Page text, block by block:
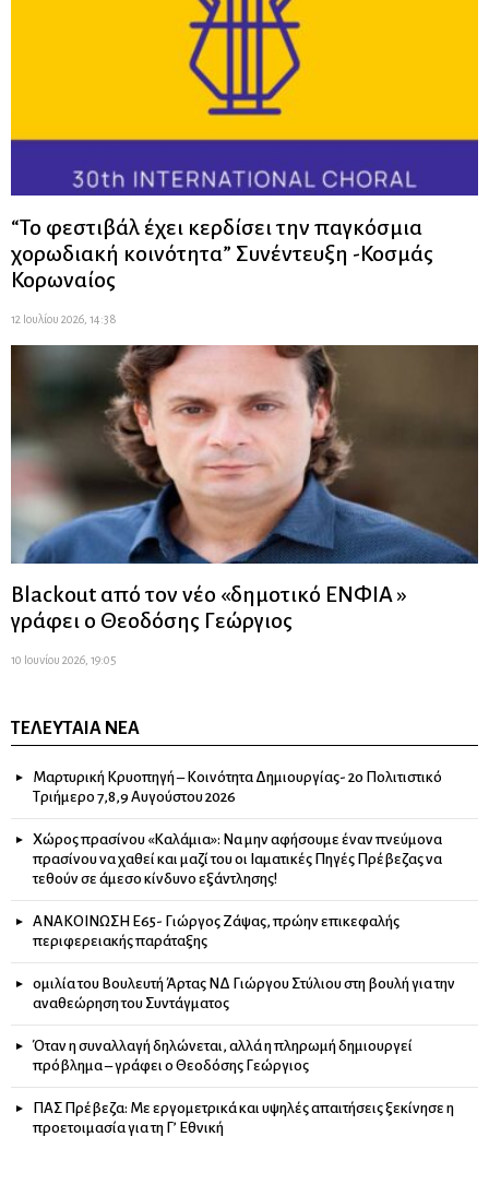
“Το φεστιβάλ έχει κερδίσει την παγκόσμια
χορωδιακή κοινότητα” Συνέντευξη -Κοσμάς
Κορωναίος
12 Ιουλίου 2026, 14:38
Blackout από τον νέο «δημοτικό ΕΝΦΙΑ »
γράφει ο Θεοδόσης Γεώργιος
10 Ιουνίου 2026, 19:05
ΤΕΛΕΥΤΑΊΑ ΝΈΑ
Μαρτυρική Κρυοπηγή – Κοινότητα Δημιουργίας- 2ο Πολιτιστικό
Τριήμερο 7,8,9 Αυγούστου 2026
Χώρος πρασίνου «Καλάμια»: Να μην αφήσουμε έναν πνεύμονα
πρασίνου να χαθεί και μαζί του οι Ιαματικές Πηγές Πρέβεζας να
τεθούν σε άμεσο κίνδυνο εξάντλησης!
ΑΝΑΚΟΙΝΩΣΗ Ε65- Γιώργος Ζάψας, πρώην επικεφαλής
περιφερειακής παράταξης
ομιλία του Βουλευτή Άρτας ΝΔ Γιώργου Στύλιου στη βουλή για την
αναθεώρηση του Συντάγματος
Όταν η συναλλαγή δηλώνεται, αλλά η πληρωμή δημιουργεί
πρόβλημα – γράφει ο Θεοδόσης Γεώργιος
ΠΑΣ Πρέβεζα: Με εργομετρικά και υψηλές απαιτήσεις ξεκίνησε η
προετοιμασία για τη Γ’ Εθνική